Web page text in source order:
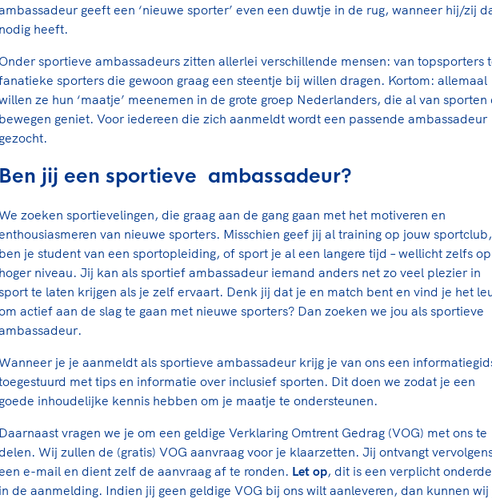
geeft een ‘nieuwe sporter’ even een duwtje in de rug, wanneer hij/zij
nodig heeft.
Onder sportieve ambassadeurs zitten allerlei verschillende mensen: van topsporters
sporters die gewoon graag een steentje bij willen dragen. Kortom: allemaal
ze hun ‘maatje’ meenemen in de grote groep Nederlanders, die al van sporten
bewegen geniet. Voor iedereen die zich aanmeldt wordt een passende ambassadeur
gezocht.
Ben jij een sportieve ambassadeur?
zoeken sportievelingen, die graag aan de gang gaan met het motiveren en
van nieuwe sporters. Misschien geef jij al training op jouw sportclub,
ben je student van een sportopleiding, of sport je al een langere tijd – wellicht zelfs op
hoger niveau. Jij kan als sportief ambassadeur iemand anders net zo veel plezier in
te laten krijgen als je zelf ervaart. Denk jij dat je en match bent en vind je het
actief aan de slag te gaan met nieuwe sporters? Dan zoeken we jou als sportieve
je je aanmeldt als sportieve ambassadeur krijg je van ons een
met tips en informatie over inclusief sporten. Dit doen we zodat je een
goede inhoudelijke kennis hebben om je maatje te ondersteunen.
Daarnaast vragen we je om een geldige Verklaring Omtrent Gedrag (VOG) met ons te
Wij zullen de (gratis) VOG aanvraag voor je klaarzetten. Jij ontvangt
e-mail en dient zelf de aanvraag af te ronden. Let op, dit is een verplicht
in de aanmelding. Indien jij geen geldige VOG bij ons wilt aanleveren, dan kunnen wij